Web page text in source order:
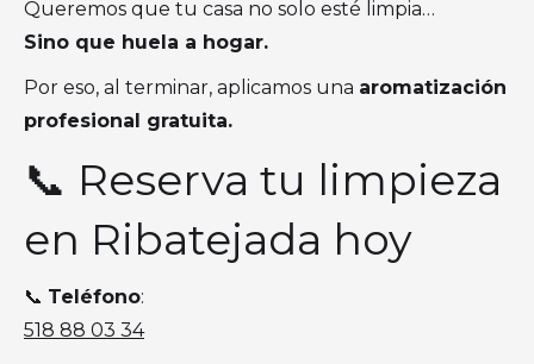
Queremos que tu casa no solo esté limpia…
Sino que huela a hogar.
Por eso, al terminar, aplicamos una aromatización
profesional gratuita.
📞 Reserva tu limpieza
en Ribatejada hoy
📞 Teléfono:
518 88 03 34